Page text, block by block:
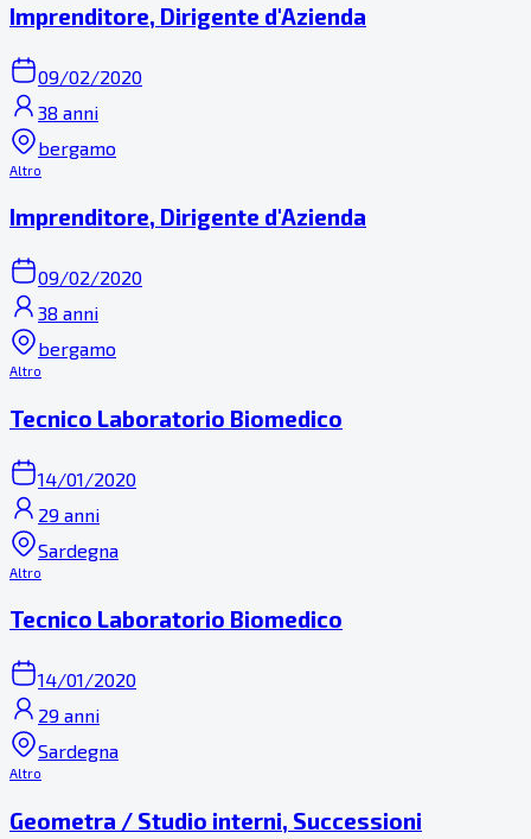
Imprenditore, Dirigente d'Azienda
09/02/2020
38 anni
bergamo
Altro
Imprenditore, Dirigente d'Azienda
09/02/2020
38 anni
bergamo
Altro
Tecnico Laboratorio Biomedico
14/01/2020
29 anni
Sardegna
Altro
Tecnico Laboratorio Biomedico
14/01/2020
29 anni
Sardegna
Altro
Geometra / Studio interni, Successioni